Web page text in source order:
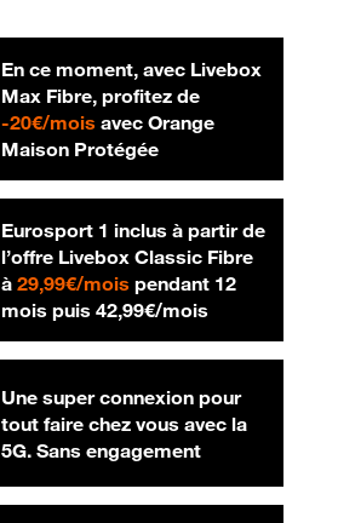
En ce moment, avec Livebox
Max Fibre, profitez de
-20€/mois20 € par mois
avec Orange
Maison Protégée
Eurosport 1 inclus à partir de
l’offre Livebox Classic Fibre
à 29,99€/mois29,99 € par mois
pendant 12
mois puis 42,99€/mois42,99 € par
Une super connexion pour
tout faire chez vous avec la
5G. Sans engagement